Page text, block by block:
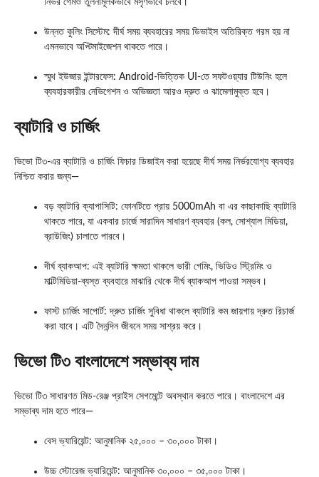
নির্ভর গেমও তুলনামূলকভাবে মসৃণভাবে চলবে।
উন্নত কুলিং সিস্টেম: দীর্ঘ সময় ব্যবহারের সময় ডিভাইস অতিরিক্ত গরম হয় না
এমনভাবে অপ্টিমাইজেশন থাকতে পারে।
স্মুথ ইউজার ইন্টারফেস: Android-ভিত্তিক UI-তে সফটওয়্যার টিউনিং হলে
ব্যবহারকারীর নেভিগেশন ও অভিজ্ঞতা আরও দ্রুত ও ঝামেলামুক্ত হবে।
ব্যাটারি ও চার্জিং
ভিভো টি৩-এর ব্যাটারি ও চার্জিং ফিচার ডিজাইন করা হয়েছে দীর্ঘ সময় নির্ভরযোগ্য ব্যবহার
নিশ্চিত করার জন্য—
বড় ব্যাটারি ক্যাপাসিটি: ফোনটিতে প্রায় 5000mAh বা এর কাছাকাছি ব্যাটারি
থাকতে পারে, যা একবার চার্জে সারাদিন সাধারণ ব্যবহার (কল, সোশ্যাল মিডিয়া,
ব্রাউজিং) চালাতে পারবে।
দীর্ঘ ব্যাকআপ: এই ব্যাটারি ক্ষমতা থাকলে ভারী গেমিং, ভিডিও স্ট্রিমিং ও
মাল্টিমিডিয়া-ব্যস্ত ব্যবহারে মাঝারি থেকে দীর্ঘ ব্যাকআপ পাওয়া সম্ভব।
ফাস্ট চার্জিং সাপোর্ট: দ্রুত চার্জিং সুবিধা থাকলে ব্যাটারি কম জায়গায় দ্রুত রিচার্জ
করা যাবে। এটি দৈনন্দিন জীবনে সময় সাশ্রয় করে।
ভিভো টি৩ বাংলাদেশে সম্ভাব্য দাম
ভিভো টি৩ সাধারণত মিড-রেঞ্জ প্রাইস সেগমেন্টে অবস্থান করতে পারে। বাংলাদেশে এর
সম্ভাব্য দাম হতে পারে—
বেস ভ্যারিয়েন্ট: আনুমানিক ২৫,০০০ – ৩০,০০০ টাকা।
উচ্চ স্টোরেজ ভ্যারিয়েন্ট: আনুমানিক ৩০,০০০ – ৩৫,০০০ টাকা।